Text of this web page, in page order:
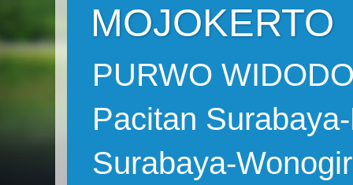
MOJOKERTO
PURWO
Pacitan
Surabaya-